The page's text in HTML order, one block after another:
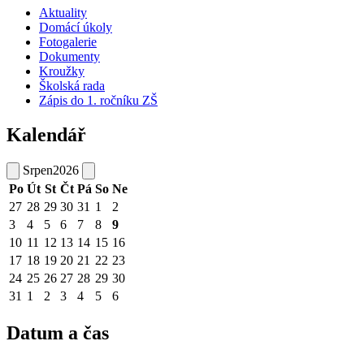
Aktuality
Domácí úkoly
Fotogalerie
Dokumenty
Kroužky
Školská rada
Zápis do 1. ročníku ZŠ
Kalendář
Srpen2026
Po Út St Čt Pá So Ne
27 28 29 30 31 1
2
3
4 5 6 7 8
9
10 11 12 13 14 15 16
17 18 19 20 21 22 23
24 25 26 27 28 29 30
31 1 2 3 4 5 6
Datum a čas